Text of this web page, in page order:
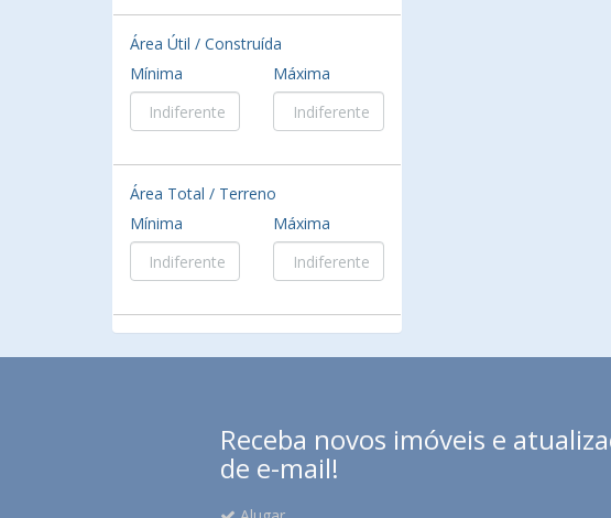
Área Útil / Construída
Mínima
Máxima
Área Total / Terreno
Mínima
Máxima
Receba novos imóveis e
de e-mail!